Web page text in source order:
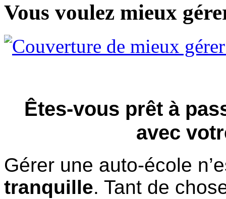
Vous voulez mieux
Êtes-vous prêt à
avec
Gérer une auto-école
tranquille. Tant de